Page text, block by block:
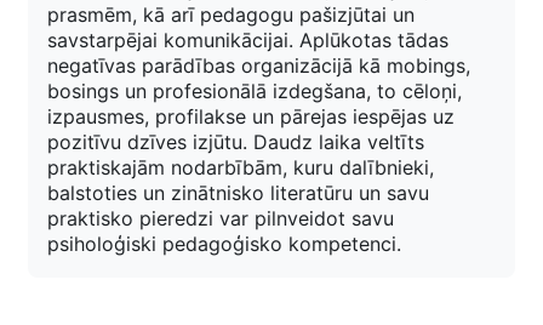
prasmēm, kā arī pedagogu pašizjūtai un
savstarpējai komunikācijai. Aplūkotas tādas
negatīvas parādības organizācijā kā mobings,
bosings un profesionālā izdegšana, to cēloņi,
izpausmes, profilakse un pārejas iespējas uz
pozitīvu dzīves izjūtu. Daudz laika veltīts
praktiskajām nodarbībām, kuru dalībnieki,
balstoties un zinātnisko literatūru un savu
praktisko pieredzi var pilnveidot savu
psiholoģiski pedagoģisko kompetenci.